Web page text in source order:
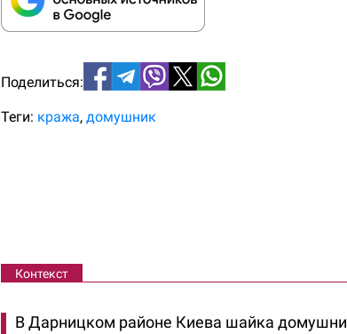
Поделиться:
Теги: кража домушник
Контекст
В Дарницком районе Киева шайка